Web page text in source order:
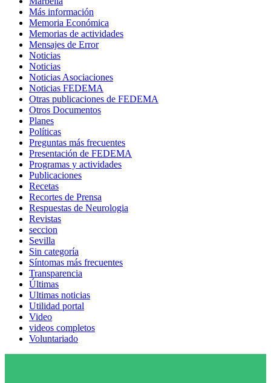
Más información
Memoria Económica
Memorias de actividades
Mensajes de Error
Noticias
Noticias
Noticias Asociaciones
Noticias FEDEMA
Otras publicaciones de FEDEMA
Otros Documentos
Planes
Políticas
Preguntas más frecuentes
Presentación de FEDEMA
Programas y actividades
Publicaciones
Recetas
Recortes de Prensa
Respuestas de Neurologia
Revistas
seccion
Sevilla
Sin categoría
Síntomas más frecuentes
Transparencia
Últimas
Ultimas noticias
Utilidad portal
Video
videos completos
Voluntariado